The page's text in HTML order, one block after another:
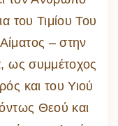
του Τιμίου Του
– στην
ως συμμέτοχος
και του Υιού
Θεού και